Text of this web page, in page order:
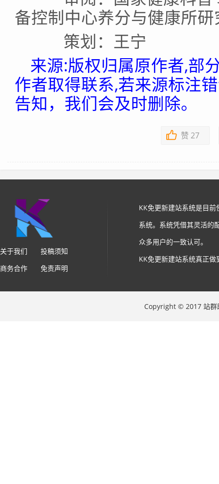
备控制中心养分与健康所
策划：王宁
来源:版权归属原作者,部
作者取得联系,若来源标注
告知，我们会及时删除。
赞 27
关于我们
投稿须知
商务合作
免责声明
KK免更新建站系统是目
系统。系统凭借其灵活的
众多用户的一致认可。
KK免更新建站系统真正
Copyright © 2017 站群